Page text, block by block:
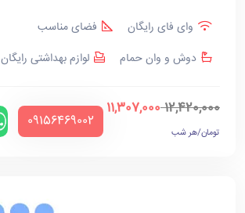
وای فای رایگان
فضای مناسب
دوش و وان حمام
لوازم بهداشتی رایگان
12,420,000
11,307,000
تومان/هر شب
‪09156469002‬